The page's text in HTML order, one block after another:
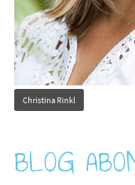
Christina Rinkl
BLOG